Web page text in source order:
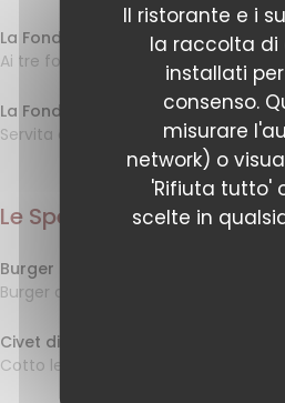
Il ristorante e i
la raccolta di
installati
consenso.
misurare
network) o
'Rifiuta tutto'
scelte in
La Fondue Savoyarde
Ai tre formaggi servita con salumi
La Fonduta Briançonnaise
Servita con salumi di montagna e
Le Specialità di
Burger di Montagna
Burger di manzo 180g con
Civet di Cinghiale
Cotto lentamente per quattro ore